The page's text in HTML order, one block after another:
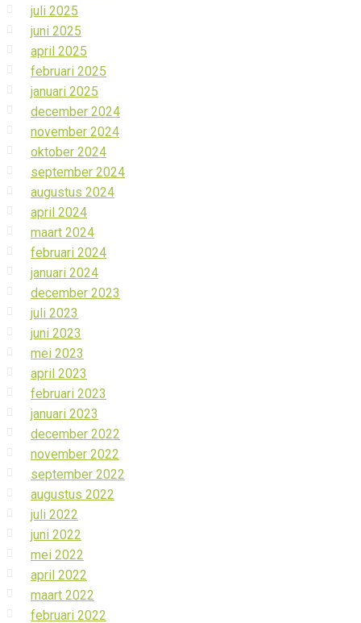
juli 2025
juni 2025
april 2025
februari 2025
januari 2025
december 2024
november 2024
oktober 2024
september 2024
augustus 2024
april 2024
maart 2024
februari 2024
januari 2024
december 2023
juli 2023
juni 2023
mei 2023
april 2023
februari 2023
januari 2023
december 2022
november 2022
september 2022
augustus 2022
juli 2022
juni 2022
mei 2022
april 2022
maart 2022
februari 2022